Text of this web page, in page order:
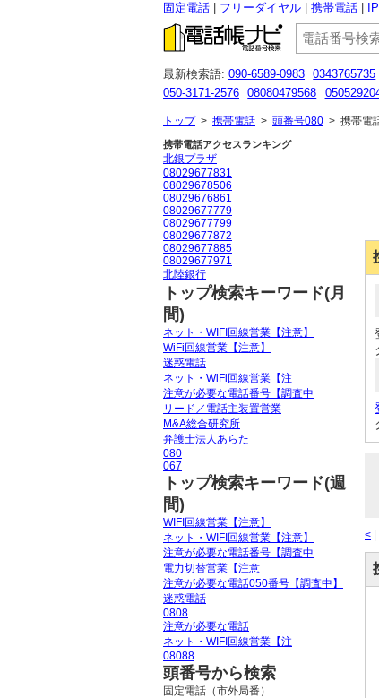
固定電話 フリーダイヤル 携帯電話
最新検索語: 090-6589-0983 0343765735
050-3171-2576
08080479568
トップ> 携帯電話 > 頭番号080 > 携帯電
<
携帯電話アクセスランキング
北銀プラザ
08029677831
08029678506
08029676861
08029677779
08029677799
08029677872
08029677885
08029677971
北陸銀行
トップ検索キーワード(月
間)
ネット・WIFI回線営業【注意】
WiFi回線営業【注意】
迷惑電話
ネット・WiFi回線営業【注
注意が必要な電話番号【調査中
リード／電話主装置営業
M&A総合研究所
弁護士法人あらた
080
067
トップ検索キーワード(週
間)
WIFI回線営業【注意】
ネット・WIFI回線営業【注意】
注意が必要な電話番号【調査中
電力切替営業【注意
注意が必要な電話050番号【調査中】
迷惑電話
0808
注意が必要な電話
ネット・WIFI回線営業【注
08088
頭番号から検索
固定電話（市外局番）